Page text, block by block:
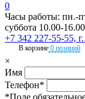
0
Часы работы: пн.-
суббота 10.00-
+7 342 227-55-55,
В корзине 0 позиций
×
Имя
Телефон*
*Поле